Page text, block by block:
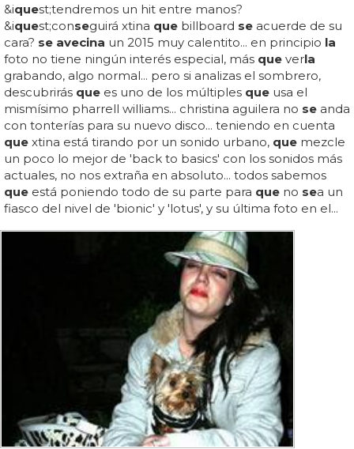
&iquest;tendremos un hit entre manos?
&iquest;conseguirá xtina que billboard se acuerde de su
cara? se avecina un 2015 muy calentito... en principio la
foto no tiene ningún interés especial, más que verla
grabando, algo normal... pero si analizas el sombrero,
descubrirás que es uno de los múltiples que usa el
mismísimo pharrell williams... christina aguilera no se anda
con tonterías para su nuevo disco... teniendo en cuenta
que xtina está tirando por un sonido urbano, que mezcle
un poco lo mejor de 'back to basics' con los sonidos más
actuales, no nos extraña en absoluto... todos sabemos
que está poniendo todo de su parte para que no sea un
fiasco del nivel de 'bionic' y 'lotus', y su última foto en el...